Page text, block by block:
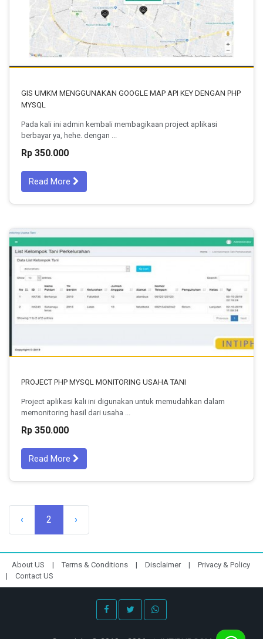
GIS UMKM MENGGUNAKAN GOOGLE MAP API KEY DENGAN PHP
MYSQL
Pada kali ini admin kembali membagikaan project aplikasi
berbayar ya, hehe. dengan ...
Rp 350.000
Read More
PROJECT PHP MYSQL MONITORING USAHA TANI
Project aplikasi kali ini digunakan untuk memudahkan dalam
memonitoring hasil dari usaha ...
Rp 350.000
Read More
‹ 2 ›
About US | Terms & Conditions | Disclaimer |
Privacy & Policy
|
Contact US